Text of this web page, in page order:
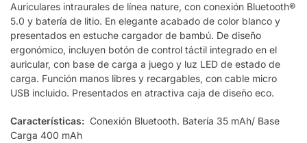
Auriculares intraurales de línea nature, con conexión Bluetooth®
5.0 y batería de litio. En elegante acabado de color blanco y
presentados en estuche cargador de bambú. De diseño
ergonómico, incluyen botón de control táctil integrado en el
auricular, con base de carga a juego y luz LED de estado de
carga. Función manos libres y recargables, con cable micro
USB incluido. Presentados en atractiva caja de diseño eco.
Características: Conexión Bluetooth. Batería 35 mAh/ Base
Carga 400 mAh